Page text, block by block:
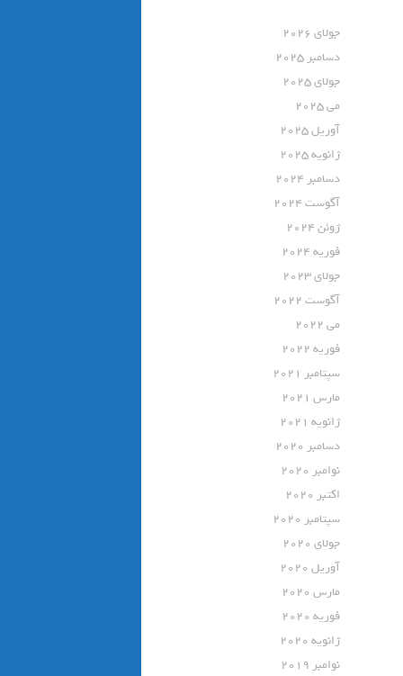
جولای 2026
دسامبر 2025
جولای 2025
می 2025
آوریل 2025
ژانویه 2025
دسامبر 2024
آگوست 2024
ژوئن 2024
فوریه 2024
جولای 2023
آگوست 2022
می 2022
فوریه 2022
سپتامبر 2021
مارس 2021
ژانویه 2021
دسامبر 2020
نوامبر 2020
اکتبر 2020
سپتامبر 2020
جولای 2020
آوریل 2020
مارس 2020
فوریه 2020
ژانویه 2020
نوامبر 2019